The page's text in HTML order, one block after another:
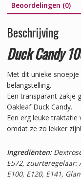
Beoordelingen (0)
Beschrijving
Duck Candy
Met dit unieke
belangstelling.
Een transparant zakje
Oakleaf Duck Candy.
Een erg leuke
omdat ze zo lekker zijn!
Ingrediënten:
E572,
E100, E120, E141,